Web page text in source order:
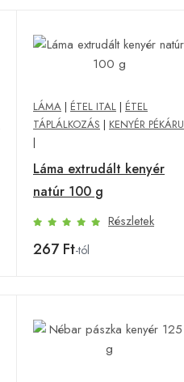
LÁMA | ÉTEL ITAL | ÉTEL
TÁPLÁLKOZÁS | KENYÉR PÉKÁRU
|
Láma extrudált kenyér
natúr 100 g
Részletek
267 Ft-tól